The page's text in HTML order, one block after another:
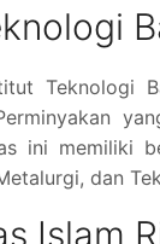
Teknologi
ini memiliki
dan
Islam